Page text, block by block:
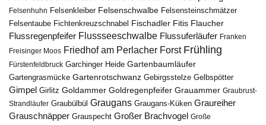
Felsenhuhn Felsenkleiber Felsenschwalbe Felsensteinschmätzer
Felsentaube Fichtenkreuzschnabel Fischadler Fitis Flaucher
Flussregenpfeifer Flussseeschwalbe Flussuferläufer Franken
Freisinger Moos Friedhof am Perlacher Forst Frühling
Fürstenfeldbruck Garchinger Heide Gartenbaumläufer
Gartengrasmücke Gartenrotschwanz Gebirgsstelze Gelbspötter
Gimpel Girlitz Goldammer Goldregenpfeifer Grauammer Graubrust-
Strandläufer Graubülbül Graugans Graugans-Küken Graureiher
Grauschnäpper Grauspecht Großer Brachvogel Große